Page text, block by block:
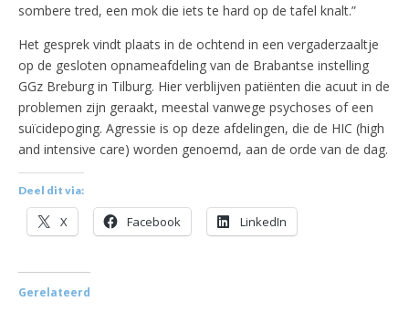
sombere tred, een mok die iets te hard op de tafel knalt.”
Het gesprek vindt plaats in de ochtend in een vergaderzaaltje
op de gesloten opnameafdeling van de Brabantse instelling
GGz Breburg in Tilburg. Hier verblijven patiënten die acuut in de
problemen zijn geraakt, meestal vanwege psychoses of een
suïcidepoging. Agressie is op deze afdelingen, die de HIC (high
and intensive care) worden genoemd, aan de orde van de dag.
Deel dit via:
X Facebook LinkedIn
Gerelateerd